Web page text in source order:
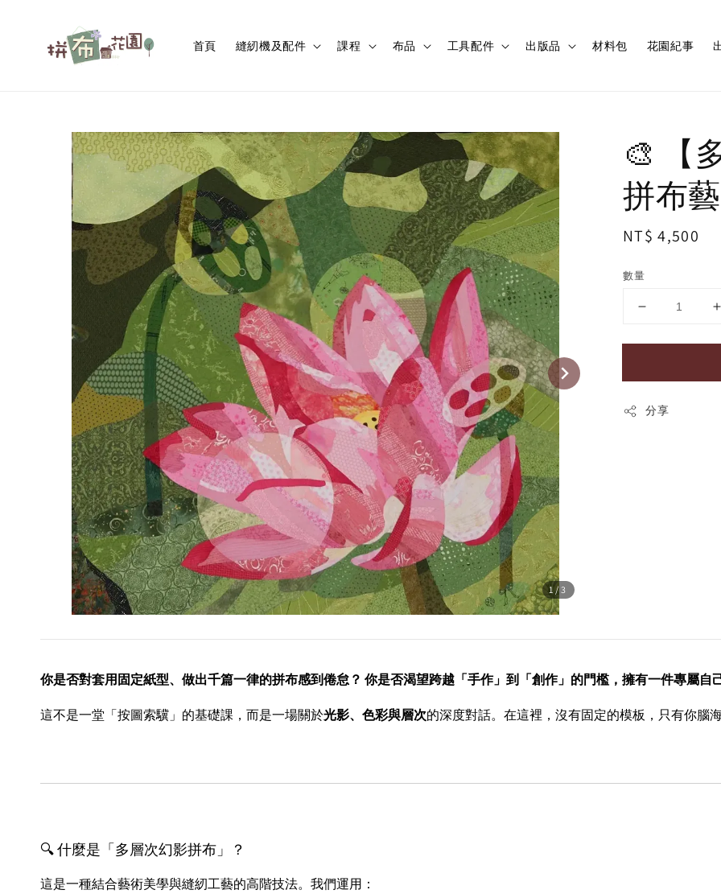
首頁 縫紉機及配件 課程 布品 工具配件 出版品 材料包 花園紀事
1/3
🎨 【
拼布
Regular
NT$ 4,500
數量
分享
你是否對套用固定紙型、做出千篇一律的拼布感到倦怠？ 你是否渴望跨越「手作」到「創作」的門檻，擁有一件專屬自
這不是一堂「按圖索驥」的基礎課，而是一場關於光影、色彩與層次的深度對話。在這裡，沒有固定的模板，只有你腦
🔍 什麼是「多層次幻影拼布」？
這是一種結合藝術美學與縫紉工藝的高階技法。我們運用：